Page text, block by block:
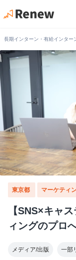
長期インターン・有給インター
東京都 マーケティ
【SNS×キャ
ィングのプロ
メディア/出版 一部